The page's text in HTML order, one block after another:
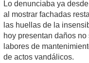
Lo denunciaba ya
al mostrar fachadas
las huellas de la
hoy presentan daños
labores de
de actos vandálicos.